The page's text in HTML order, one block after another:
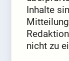
Inhalte
nicht zu